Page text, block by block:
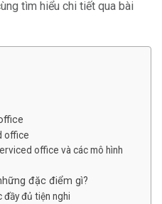
tìm hiểu chi tiết qua bài
office
office và các mô hình
đặc điểm gì?
đầy đủ tiện nghi